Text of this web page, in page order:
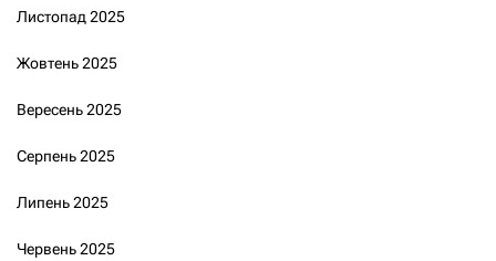
Листопад 2025
Жовтень 2025
Вересень 2025
Серпень 2025
Липень 2025
Червень 2025